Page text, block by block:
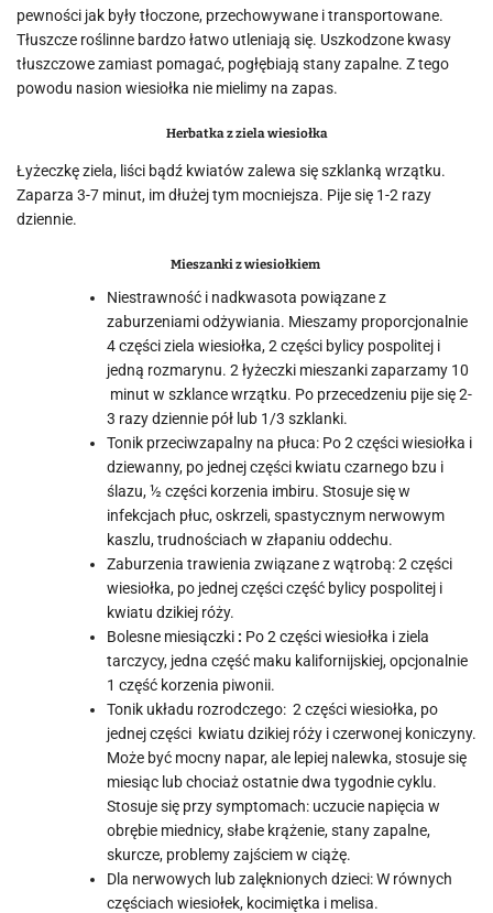
pewności jak były tłoczone, przechowywane i transportowane.
Tłuszcze roślinne bardzo łatwo utleniają się. Uszkodzone kwasy
tłuszczowe zamiast pomagać, pogłębiają stany zapalne. Z tego
powodu nasion wiesiołka nie mielimy na zapas.
Herbatka z ziela wiesiołka
Łyżeczkę ziela, liści bądź kwiatów zalewa się szklanką wrzątku.
Zaparza 3-7 minut, im dłużej tym mocniejsza. Pije się 1-2 razy
dziennie.
Mieszanki z wiesiołkiem
Niestrawność i nadkwasota powiązane z
zaburzeniami odżywiania. Mieszamy proporcjonalnie
4 części ziela wiesiołka, 2 części bylicy pospolitej i
jedną rozmarynu. 2 łyżeczki mieszanki zaparzamy 10
minut w szklance wrzątku. Po przecedzeniu pije się 2-
3 razy dziennie pół lub 1/3 szklanki.
Tonik przeciwzapalny na płuca: Po 2 części wiesiołka i
dziewanny, po jednej części kwiatu czarnego bzu i
ślazu, ½ części korzenia imbiru. Stosuje się w
infekcjach płuc, oskrzeli, spastycznym nerwowym
kaszlu, trudnościach w złapaniu oddechu.
Zaburzenia trawienia związane z wątrobą: 2 części
wiesiołka, po jednej części część bylicy pospolitej i
kwiatu dzikiej róży.
Bolesne miesiączki : Po 2 części wiesiołka i ziela
tarczycy, jedna część maku kalifornijskiej, opcjonalnie
1 część korzenia piwonii.
Tonik układu rozrodczego: 2 części wiesiołka, po
jednej części kwiatu dzikiej róży i czerwonej koniczyny.
Może być mocny napar, ale lepiej nalewka, stosuje się
miesiąc lub chociaż ostatnie dwa tygodnie cyklu.
Stosuje się przy symptomach: uczucie napięcia w
obrębie miednicy, słabe krążenie, stany zapalne,
skurcze, problemy zajściem w ciążę.
Dla nerwowych lub zalęknionych dzieci: W równych
częściach wiesiołek, kocimiętka i melisa.